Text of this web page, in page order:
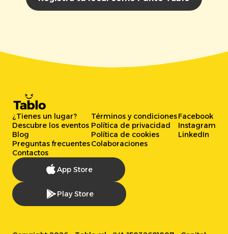
¿Tienes un lugar?
Descubre los eventos
Blog
Preguntas frecuentes
Contactos
Términos y condiciones
Política de privacidad
Política de cookies
Colaboraciones
Facebook
Instagram
LinkedIn
App Store
Play Store